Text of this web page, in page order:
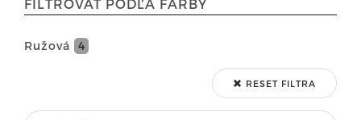
FILTROVAŤ PODĽA FARBY
Ružová 4
RESET FILTRA